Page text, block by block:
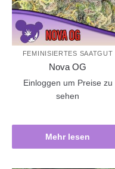
FEMINISIERTES SAATGUT
Nova OG
Einloggen um Preise zu
sehen
Mehr lesen